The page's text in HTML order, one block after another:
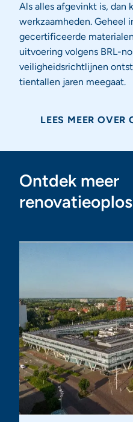
Als alles afgevinkt is, dan
werkzaamheden. Geheel
gecertificeerde
uitvoering volgens BRL-
veiligheidsrichtlijnen
tientallen jaren meegaat.
LEES MEER OVER
Ontdek meer